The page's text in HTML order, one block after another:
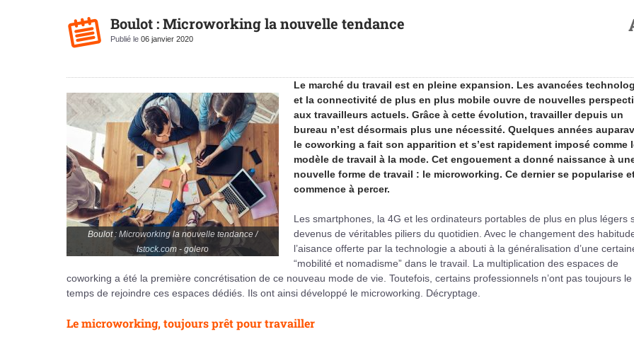
Boulot : Microworking la nouvelle tendance
Publié le 06 janvier 2020
Boulot : Microworking la nouvelle tendance /
Istock.com - golero
Le marché du travail est en pleine expansion. Les avancées
et la connectivité de plus en plus mobile ouvre de nouvelles
aux travailleurs actuels. Grâce à cette évolution, travailler depuis un
bureau n’est désormais plus une nécessité. Quelques années
le coworking a fait son apparition et s’est rapidement imposé comme
modèle de travail à la mode. Cet engouement a donné naissance à
nouvelle forme de travail : le microworking. Ce dernier se popularise
commence à percer.
Les smartphones, la 4G et les ordinateurs portables de plus en plus légers
devenus de véritables piliers du quotidien. Avec le changement des
l’aisance offerte par la technologie a abouti à la généralisation d’une
“mobilité et nomadisme” dans le travail. La multiplication des espaces de
coworking a été la première concrétisation de ce nouveau mode de vie. Toutefois, certains professionnels n’ont pas toujours le
temps de rejoindre ces espaces dédiés. Ils ont ainsi développé le microworking. Décryptage.
Le microworking, toujours prêt pour travailler